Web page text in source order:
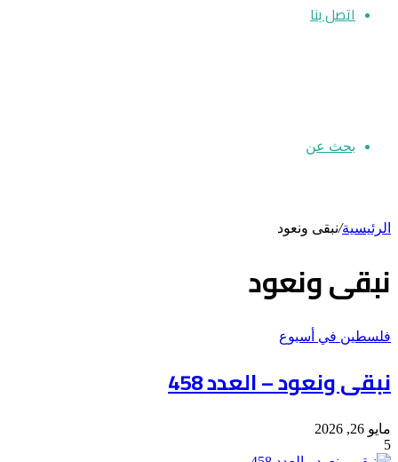
اتصل بنا
بحث عن
الرئيسية/نبقى ونعود
نبقى ونعود
فلسطين في أسبوع
نبقى ونعود – العدد 458
مايو 26, 2026
5